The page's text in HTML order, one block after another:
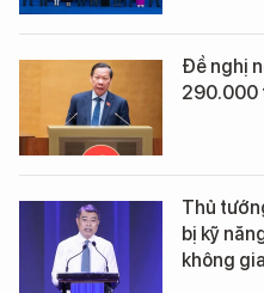
Đề nghị
290.000
Thủ
bị kỹ
không